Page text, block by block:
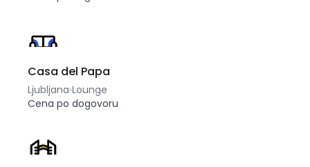
Casa del Papa
Ljubljana Lounge
Cena po dogovoru